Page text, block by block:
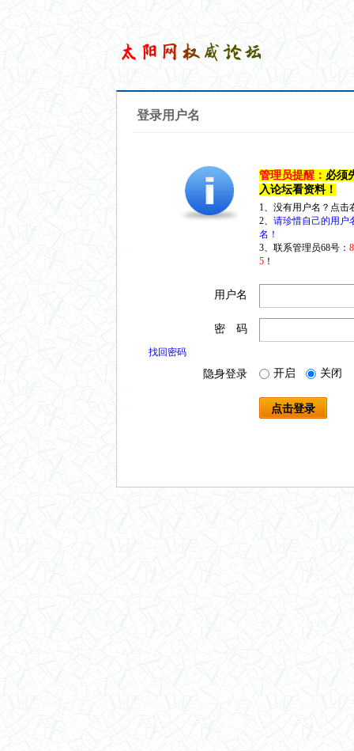
登录用户名
管理员提醒： 必须
入论坛看资料！
1、没有用户名？点
2、 请珍惜自己的用户
名！
3、联系管理员68号：
5 ！
用户名
密 码
找回密码
隐身登录 开启 关闭
点击登录